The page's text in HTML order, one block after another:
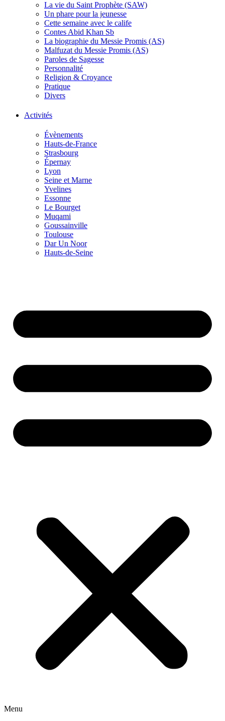
La vie du Saint Prophète (SAW)
Un phare pour la jeunesse
Cette semaine avec le calife
Contes Abid Khan Sb
La biographie du Messie Promis (AS)
Malfuzat du Messie Promis (AS)
Paroles de Sagesse
Personnalité
Religion & Croyance
Pratique
Divers
Activités
Évènements
Hauts-de-France
Strasbourg
Épernay
Lyon
Seine et Marne
Yvelines
Essonne
Le Bourget
Muqami
Goussainville
Toulouse
Dar Un Noor
Hauts-de-Seine
Menu